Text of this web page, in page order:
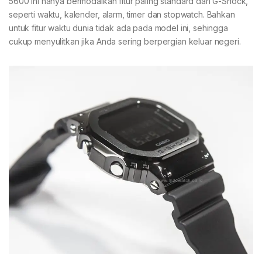
seperti waktu, kalender, alarm, timer dan stopwatch. Bahkan
untuk fitur waktu dunia tidak ada pada model ini, sehingga
cukup menyulitkan jika Anda sering berpergian keluar negeri.